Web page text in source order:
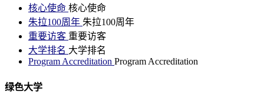
核心使命 核心使命
朱拉100周年 朱拉100周年
重要访客 重要访客
大学排名 大学排名
Program Accreditation Program Accreditation
绿色大学